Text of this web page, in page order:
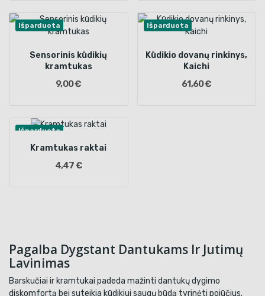
Išparduota
Sensorinis kūdikių
kramtukas
9,00 €
Išparduota
Kūdikio dovanų rinkinys,
Kaichi
61,60 €
Išparduota
Kramtukas raktai
4,47 €
Pagalba Dygstant Dantukams Ir Jutimų
Lavinimas
Barskučiai ir kramtukai padeda mažinti dantukų dygimo
diskomfortą bei suteikia kūdikiui saugų būdą tyrinėti pojūčius.